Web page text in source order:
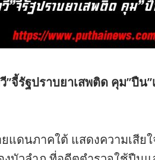
”จี้รัฐปราบยาเสพติด คุม”ปืน
แดนภาคใต้ แสดงความเสีย